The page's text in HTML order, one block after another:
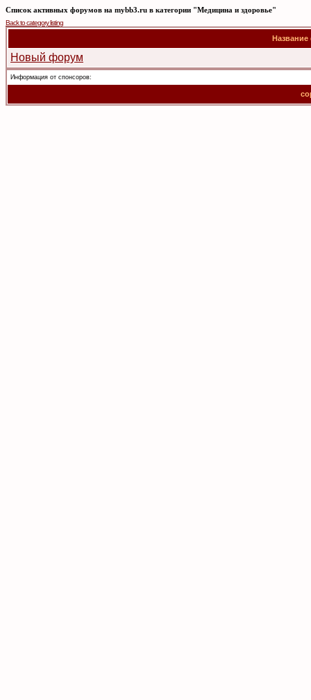
Список активных форумов на mybb3.ru в категории "Медицина и здоровье"
Back to category listing
Новый форум
Информация от спонсоров: